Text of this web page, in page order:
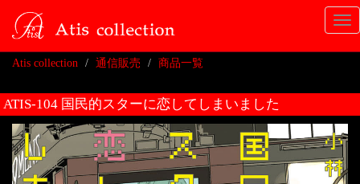
Atis collection
通信販売 商品一覧
ATIS-104 国民的スターに恋してしまいました